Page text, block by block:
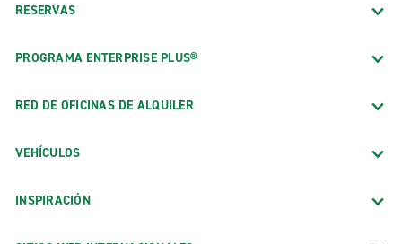
RESERVAS
PROGRAMA ENTERPRISE PLUS®
RED DE OFICINAS DE ALQUILER
VEHÍCULOS
INSPIRACIÓN